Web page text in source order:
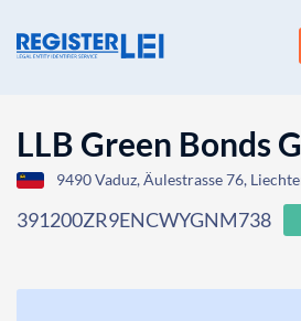
LLB Green Bonds
9490 Vaduz, Äulestrasse 76,
391200ZR9ENCWYGNM738